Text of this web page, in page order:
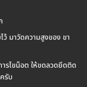
มาวัดความสูงของ ขา
รไขน็อต ให้ขดลวดยึดติด
รับ